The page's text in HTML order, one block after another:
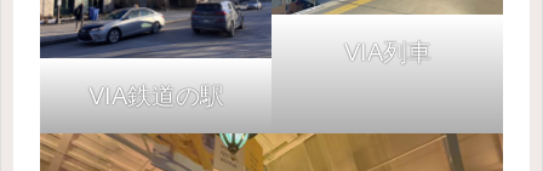
VIA鉄道の駅
VIA列車